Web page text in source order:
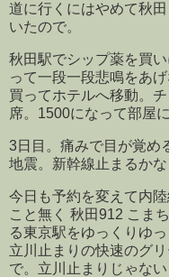
道に行くにはやめて秋
いたので。
秋田駅でシップ薬を買
って一段一段悲鳴をあ
買ってホテルへ移動。
席。1500になって部屋
3日目。痛みで目が覚め
地震。新幹線止まるか
今日も予約を変えて内
こと無く 秋田912 こま
る東京駅をゆっくりゆ
立川止まりの快速のグ
で。立川止まりじゃな